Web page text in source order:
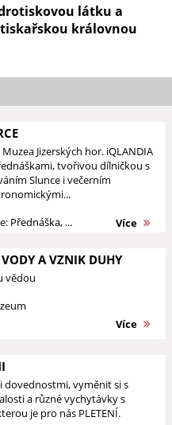
látku a
královnou
Jizerských hor. iQLANDIA
tvořivou dílničkou s
Slunce i večerním
Přednáška, ... Více
A VZNIK DUHY
vědou
Více
dovednostmi, vyměnit si s
a různé vychytávky s
je pro nás PLETENÍ.